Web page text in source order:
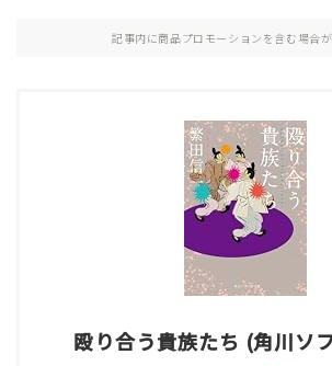
作者別おすすめ Author
読書をより楽しむ Good Reading
記事内に商品プロモーションを含む場合
殴り合う貴族たち (角川ソ